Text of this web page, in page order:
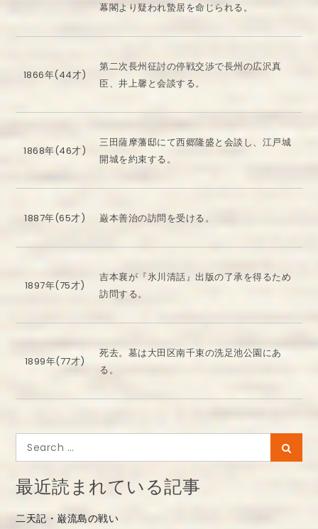
幕閣より疑われ蟄居を命じられる。
1866年(44才)
第二次長州征討の停戦交渉で長州の広沢真
臣、井上馨と会談する。
1868年(46才)
三田薩摩藩邸にて西郷隆盛と会談し、江戸城
開城を約束する。
1887年(65才) 巌本善治の訪問を受ける。
1897年(75才)
吉本襄が『氷川清話』出版の了承を得るため
訪問する。
1899年(77才)
死去。墓は大田区南千束の洗足池公園にあ
る。
Search
for:
最近読まれている記事
二天記・巌流島の戦い